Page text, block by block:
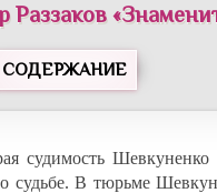
Раззаков«
СОДЕРЖАНИЕ
судимость Шевкуненко
судьбе. В тюрьме